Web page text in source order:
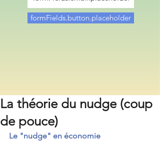
La théorie du nudge (coup
de pouce)
Le "nudge" en économie
formFields.button.placeholder